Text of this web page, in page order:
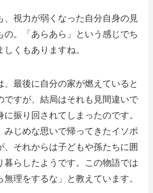
、視力が弱くなった自分自身の見
の。「あらあら」という感じでち
しくもありますね。
、最後に自分の家が燃えていると
ですが、結局はそれも見間違いで
に振り回されてしまったのです。
みじめな思いで帰ってきたイソポ
、それからは子どもや孫たちに囲
暮らしたようです。この物語では
無理をするな」と教えています。